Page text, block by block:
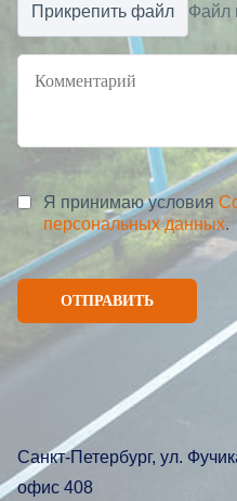
Прикрепить файл Файл
Я принимаю условия
персональных данных.
Санкт-Петербург, ул.
офис 408